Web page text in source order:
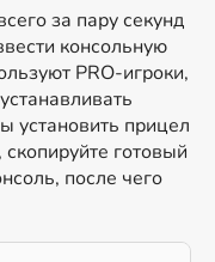
за пару секунд
консольную
PRO-игроки,
установить прицел
готовый
после чего